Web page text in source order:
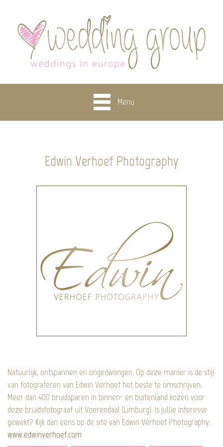
Menu
Edwin Verhoef Photography
Natuurlijk, ontspannen en ongedwongen. Op deze manier is de stijl
van fotograferen van Edwin Verhoef het beste te omschrijven.
Meer dan 400 bruidsparen in binnen- en buitenland kozen voor
deze bruidsfotograaf uit Voerendaal (Limburg). Is jullie interesse
gewekt? Kijk dan eens op de site van Edwin Verhoef Photography:
www.edwinverhoef.com